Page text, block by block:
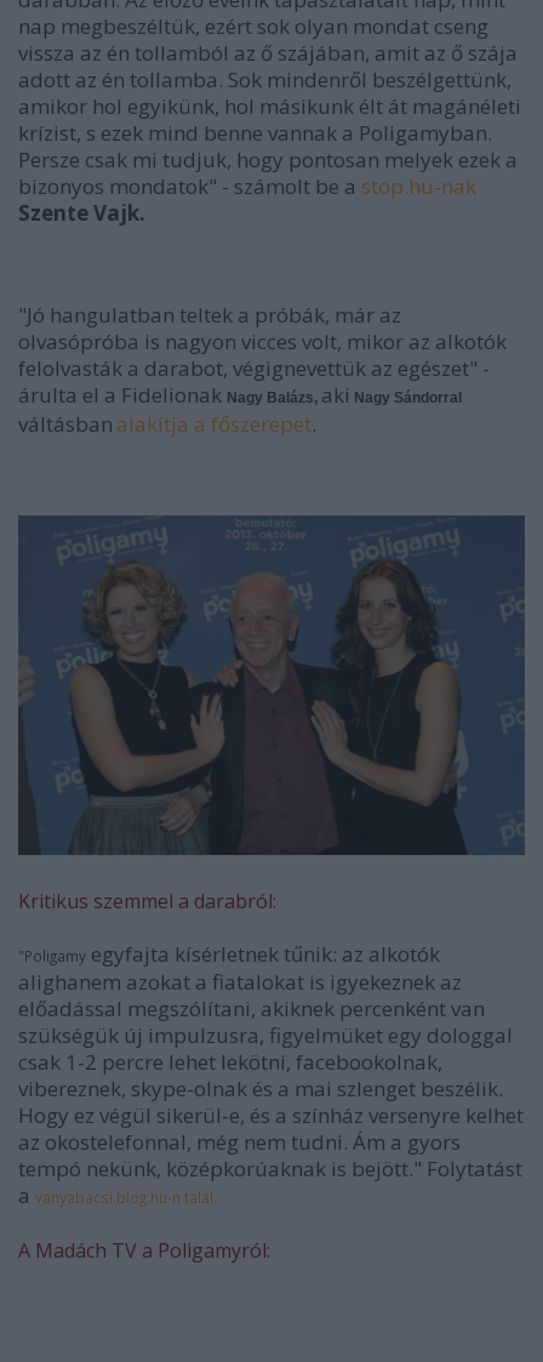
nap megbeszéltük, ezért sok olyan mondat cseng
vissza az én tollamból az ő szájában, amit az ő szája
adott az én tollamba. Sok mindenről beszélgettünk,
amikor hol egyikünk, hol másikunk élt át magánéleti
krízist, s ezek mind benne vannak a Poligamyban.
Persze csak mi tudjuk, hogy pontosan melyek ezek a
bizonyos mondatok" - számolt be a stop.hu-nak
Szente Vajk.
"Jó hangulatban teltek a próbák, már az
olvasópróba is nagyon vicces volt, mikor az alkotók
felolvasták a darabot, végignevettük az egészet" -
árulta el a Fidelionak Nagy Balázs, aki Nagy Sándorral
váltásban alakítja a főszerepet.
Kritikus szemmel a darabról:
"Poligamy egyfajta kísérletnek tűnik: az alkotók
alighanem azokat a fiatalokat is igyekeznek az
előadással megszólítani, akiknek percenként van
szükségük új impulzusra, figyelmüket egy dologgal
csak 1-2 percre lehet lekötni, facebookolnak,
vibereznek, skype-olnak és a mai szlenget beszélik.
Hogy ez végül sikerül-e, és a színház versenyre kelhet
az okostelefonnal, még nem tudni. Ám a gyors
tempó nekünk, középkorúaknak is bejött." Folytatást
a vanyabacsi.blog.hu-n talál.
A Madách TV a Poligamyról: